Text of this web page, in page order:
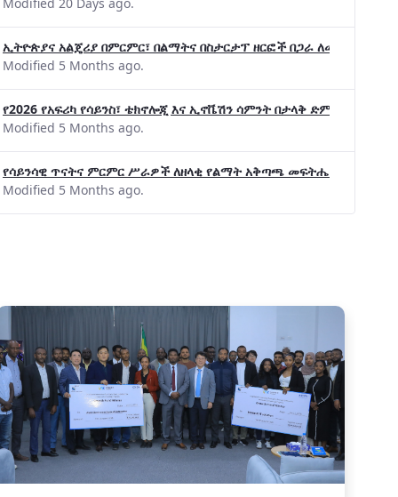
ኢትዮጵያና አልጄሪያ በምርምር፣ በልማትና በስታርታፕ ዘርፎች በጋራ ለመስራት መከሩ፡፡
Modified 5 Months ago.
የ2026 የአፍሪካ የሳይንስ፣ ቴክኖሎጂ እና ኢኖቬሽን ሳምንት በታላቅ ድምቀት
Modified 5 Months ago.
የሳይንሳዊ ጥናትና ምርምር ሥራዎች ለዘላቂ የልማት አቅጣጫ መፍትሔ ጠቋሚ
Modified 5 Months ago.